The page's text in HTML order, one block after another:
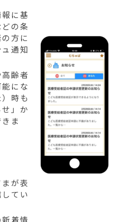
に基
の条
方に
通知
齢者
にな
時も
せ」か
ま
が表
てい